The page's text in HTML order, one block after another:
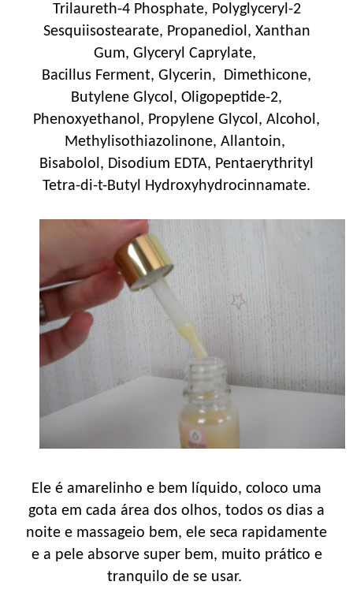
Trilaureth-4 Phosphate, Polyglyceryl-2
Sesquiisostearate, Propanediol, Xanthan
Gum, Glyceryl Caprylate,
Bacillus Ferment, Glycerin, Dimethicone,
Butylene Glycol, Oligopeptide-2,
Phenoxyethanol, Propylene Glycol, Alcohol,
Methylisothiazolinone, Allantoin,
Bisabolol, Disodium EDTA, Pentaerythrityl
Tetra-di-t-Butyl Hydroxyhydrocinnamate.
Ele é amarelinho e bem líquido, coloco uma
gota em cada área dos olhos, todos os dias a
noite e massageio bem, ele seca rapidamente
e a pele absorve super bem, muito prático e
tranquilo de se usar.